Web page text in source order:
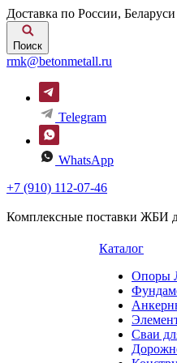
Доставка по России,
Поиск
rmk@betonmetall.ru
Telegram
WhatsApp
+7 (910) 112-07-46
Комплексные поставки ЖБИ
Каталог
Опоры
Сваи